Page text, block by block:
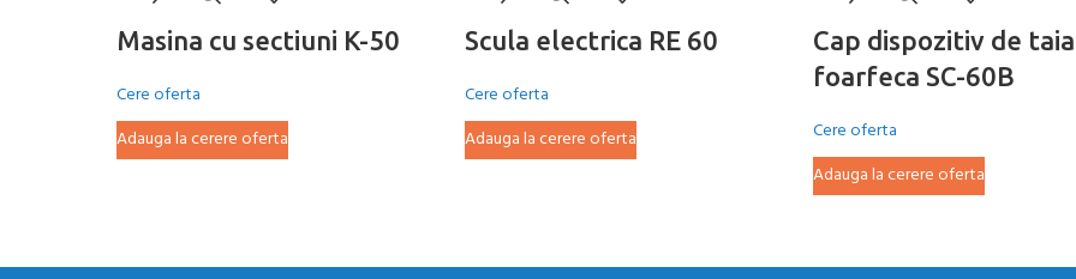
Masina cu sectiuni K-50
Cere oferta
Adauga la cerere oferta
Scula electrica RE 60
Cere oferta
Adauga la cerere oferta
Cap dispozitiv de
foarfeca SC-60B
Cere oferta
Adauga la cerere oferta